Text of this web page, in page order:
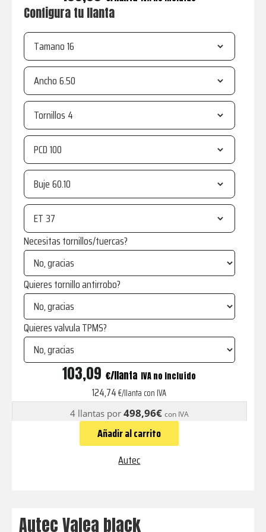
Configura tu llanta
Tamano
Ancho
Tornillos
PCD
Buje
ET
Necesitas tornillos/tuercas?
Quieres tornillo antirrobo?
Quieres valvula TPMS?
cantidad
103,09 € IVA no incluído
124,74€/llanta con IVA
4 llantas por 498,96€ con IVA
Añadir al carrito
Autec
Autec Valea black